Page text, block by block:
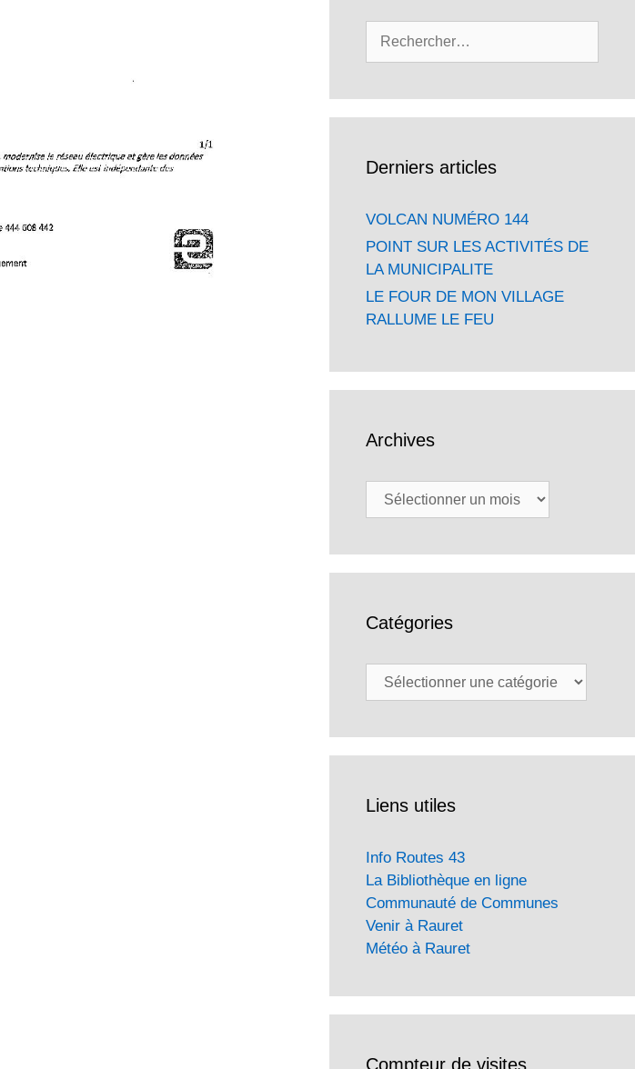
Derniers articles
VOLCAN NUMÉRO 144
POINT SUR LES ACTIVITÉS DE
LA MUNICIPALITE
LE FOUR DE MON VILLAGE
RALLUME LE FEU
Archives
Archives
Catégories
Catégories
Liens utiles
Info Routes 43
La Bibliothèque en ligne
Communauté de Communes
Venir à Rauret
Météo à Rauret
Compteur de visites